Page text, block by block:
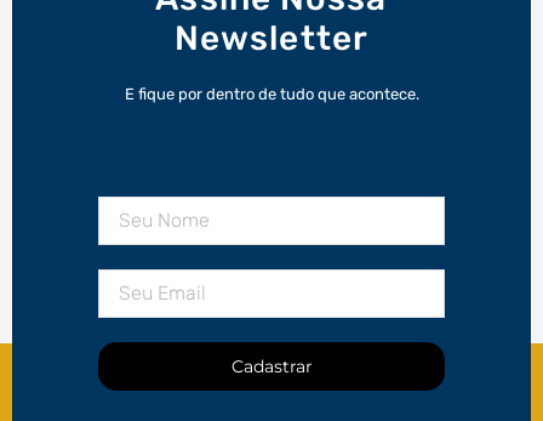
Newsletter
E fique por dentro de tudo que acontece.
Cadastrar